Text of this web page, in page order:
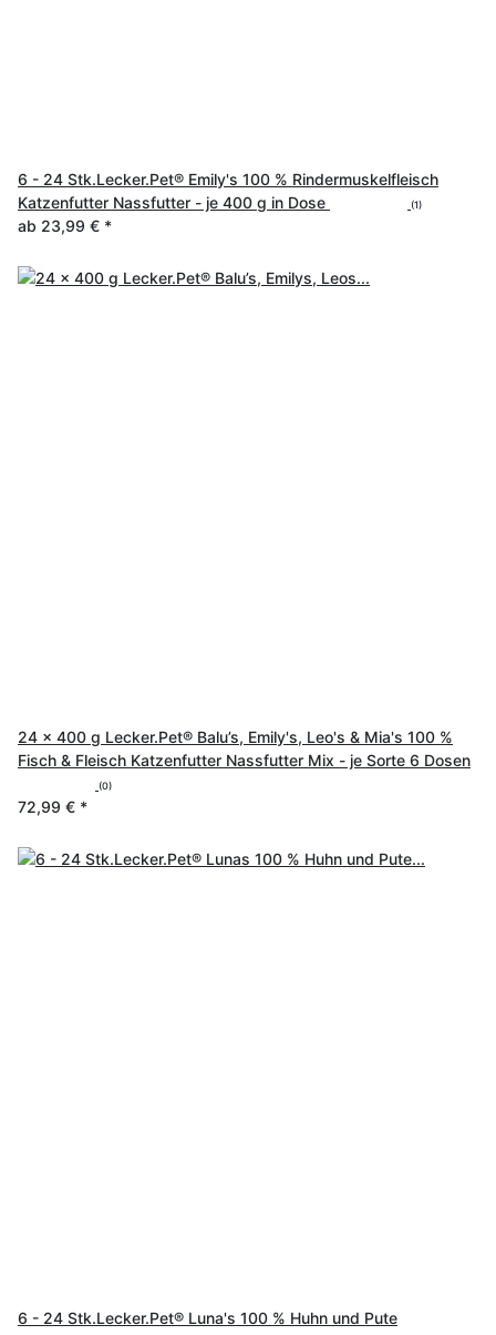
6 - 24 Stk.Lecker.Pet® Emily's 100 % Rindermuskelfleisch
Katzenfutter Nassfutter - je 400 g in Dose
(1)
ab 23,99 € *
24 x 400 g Lecker.Pet® Balu’s, Emily's, Leo's & Mia's 100 %
Fisch & Fleisch Katzenfutter Nassfutter Mix - je Sorte 6 Dosen
(0)
72,99 € *
6 - 24 Stk.Lecker.Pet® Luna's 100 % Huhn und Pute